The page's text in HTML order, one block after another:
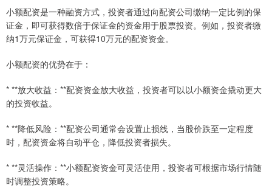
小额配资是一种融资方式，投资者通过向配资公司缴纳一定比例的保
证金，即可获得数倍于保证金的资金用于股票投资。例如，投资者缴
纳1万元保证金，可获得10万元的配资资金。
小额配资的优势在于：
* **放大收益：**配资资金放大收益，投资者可以以小额资金撬动更大
的投资收益。
* **降低风险：**配资公司通常会设置止损线，当股价跌至一定程度
时，配资资金将自动平仓，降低投资者损失。
* **灵活操作：**小额配资资金可灵活使用，投资者可根据市场行情随
时调整投资策略。